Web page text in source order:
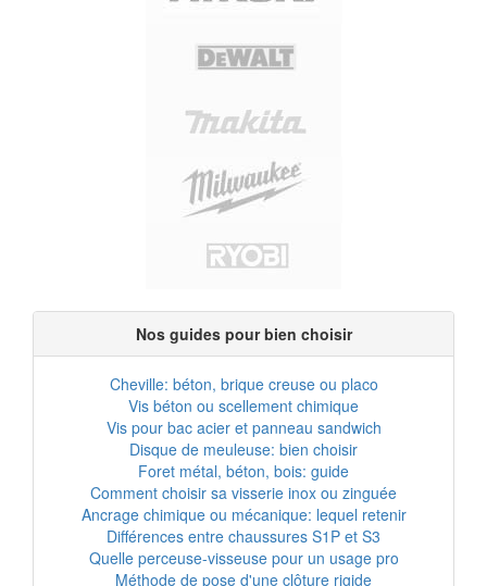
Nos guides pour bien choisir
Cheville: béton, brique creuse ou placo
Vis béton ou scellement chimique
Vis pour bac acier et panneau sandwich
Disque de meuleuse: bien choisir
Foret métal, béton, bois: guide
Comment choisir sa visserie inox ou zinguée
Ancrage chimique ou mécanique: lequel retenir
Différences entre chaussures S1P et S3
Quelle perceuse-visseuse pour un usage pro
Méthode de pose d'une clôture rigide